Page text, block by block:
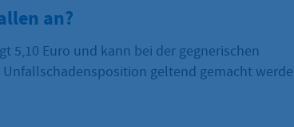
an?
5,10 Euro und kann bei der gegnerischen
geltend gemacht